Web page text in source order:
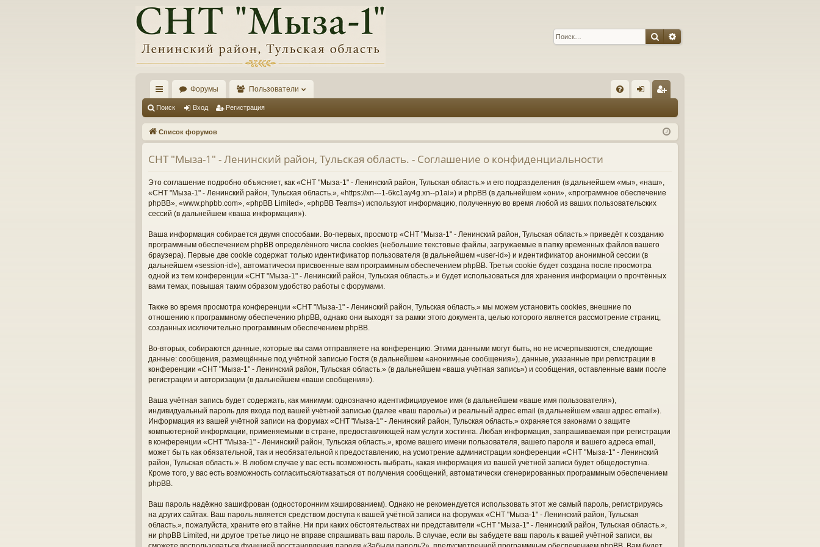
ПоискРасширенный поиск
с
ы
лк
и
Форумы Пользователи
Q д ис
тр
ия
Поиск Вход Регистрация
Список форумов
СНТ "Мыза-1" - Ленинский район, Тульская область. - Соглашение о конфиденциальности
Это соглашение подробно объясняет, как «СНТ "Мыза-1" - Ленинский район, Тульская область.» и его подразделения (в дальнейшем «мы», «наш»,
«СНТ "Мыза-1" - Ленинский район, Тульская область.», «https://xn---1-6kc1ay4g.xn--p1ai») и phpBB (в дальнейшем «они», «программное обеспечение
phpBB», «www.phpbb.com», «phpBB Limited», «phpBB Teams») используют информацию, полученную во время любой из ваших пользовательских
сессий (в дальнейшем «ваша информация»).
Ваша информация собирается двумя способами. Во-первых, просмотр «СНТ "Мыза-1" - Ленинский район, Тульская область.» приведёт к созданию
программным обеспечением phpBB определённого числа cookies (небольшие текстовые файлы, загружаемые в папку временных файлов вашего
браузера). Первые две cookie содержат только идентификатор пользователя (в дальнейшем «user-id») и идентификатор анонимной сессии (в
дальнейшем «session-id»), автоматически присвоенные вам программным обеспечением phpBB. Третья cookie будет создана после просмотра
одной из тем конференции «СНТ "Мыза-1" - Ленинский район, Тульская область.» и будет использоваться для хранения информации о прочтённых
вами темах, повышая таким образом удобство работы с форумами.
Также во время просмотра конференции «СНТ "Мыза-1" - Ленинский район, Тульская область.» мы можем установить cookies, внешние по
отношению к программному обеспечению phpBB, однако они выходят за рамки этого документа, целью которого является рассмотрение страниц,
созданных исключительно программным обеспечением phpBB.
Во-вторых, собираются данные, которые вы сами отправляете на конференцию. Этими данными могут быть, но не исчерпываются, следующие
данные: сообщения, размещённые под учётной записью Гостя (в дальнейшем «анонимные сообщения»), данные, указанные при регистрации в
конференции «СНТ "Мыза-1" - Ленинский район, Тульская область.» (в дальнейшем «ваша учётная запись») и сообщения, оставленные вами после
регистрации и авторизации (в дальнейшем «ваши сообщения»).
Ваша учётная запись будет содержать, как минимум: однозначно идентифицируемое имя (в дальнейшем «ваше имя пользователя»),
индивидуальный пароль для входа под вашей учётной записью (далее «ваш пароль») и реальный адрес email (в дальнейшем «ваш адрес email»).
Информация из вашей учётной записи на форумах «СНТ "Мыза-1" - Ленинский район, Тульская область.» охраняется законами о защите
компьютерной информации, применяемыми в стране, предоставляющей нам услуги хостинга. Любая информация, запрашиваемая при регистрации
в конференции «СНТ "Мыза-1" - Ленинский район, Тульская область.», кроме вашего имени пользователя, вашего пароля и вашего адреса email,
может быть как обязательной, так и необязательной к предоставлению, на усмотрение администрации конференции «СНТ "Мыза-1" - Ленинский
район, Тульская область.». В любом случае у вас есть возможность выбрать, какая информация из вашей учётной записи будет общедоступна.
Кроме того, у вас есть возможность согласиться/отказаться от получения сообщений, автоматически сгенерированных программным обеспечением
phpBB.
Ваш пароль надёжно зашифрован (односторонним хэшированием). Однако не рекомендуется использовать этот же самый пароль, регистрируясь
на других сайтах. Ваш пароль является средством доступа к вашей учётной записи на форумах «СНТ "Мыза-1" - Ленинский район, Тульская
область.», пожалуйста, храните его в тайне. Ни при каких обстоятельствах ни представители «СНТ "Мыза-1" - Ленинский район, Тульская область.»,
ни phpBB Limited, ни другое третье лицо не вправе спрашивать ваш пароль. В случае, если вы забудете ваш пароль к вашей учётной записи, вы